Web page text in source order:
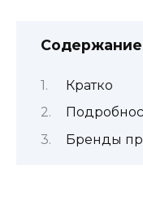
Содержание
Кратко
Бренды